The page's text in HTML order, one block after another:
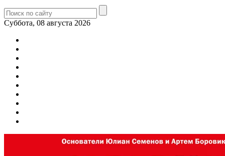
Суббота, 08 августа 2026